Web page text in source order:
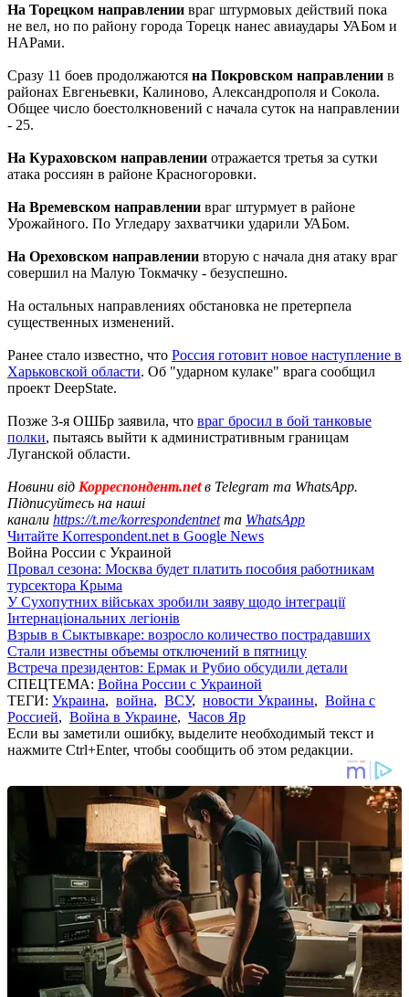
На Торецком направлении враг штурмовых действий пока
не вел, но по району города Торецк нанес авиаудары УАБом и
НАРами.
Сразу 11 боев продолжаются на Покровском направлении в
районах Евгеньевки, Калиново, Александрополя и Сокола.
Общее число боестолкновений с начала суток на направлении
- 25.
На Кураховском направлении отражается третья за сутки
атака россиян в районе Красногоровки.
На Времевском направлении враг штурмует в районе
Урожайного. По Угледару захватчики ударили УАБом.
На Ореховском направлении вторую с начала дня атаку враг
совершил на Малую Токмачку - безуспешно.
На остальных направлениях обстановка не претерпела
существенных изменений.
Ранее стало известно, что Россия готовит новое наступление в
Харьковской области. Об "ударном кулаке" врага сообщил
проект DeepState.
Позже 3-я ОШБр заявила, что враг бросил в бой танковые
полки, пытаясь выйти к административным границам
Луганской области.
Новини від Корреспондент.netв Telegram та WhatsApp.
Підписуйтесь на наші
канали https://t.me/korrespondentnetта WhatsApp
Читайте Korrespondent.net в Google News
Война России с Украиной
Провал сезона: Москва будет платить пособия работникам
турсектора Крыма
У Сухопутних військах зробили заяву щодо інтеграції
Інтернаціональних легіонів
Взрыв в Сыктывкаре: возросло количество пострадавших
Стали известны объемы отключений в пятницу
Встреча президентов: Ермак и Рубио обсудили детали
СПЕЦТЕМА: Война России с Украиной
ТЕГИ: Украина, война, ВСУ, новости Украины, Война с
Россией, Война в Украине, Часов Яр
Если вы заметили ошибку, выделите необходимый текст и
нажмите Ctrl+Enter, чтобы сообщить об этом редакции.